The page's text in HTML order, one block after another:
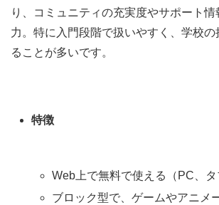
り、コミュニティの充実度やサポート
力。特に入門段階で扱いやすく、学校
ることが多いです。
特徴
Web上で無料で使える（PC、タ
ブロック型で、ゲームやアニメ